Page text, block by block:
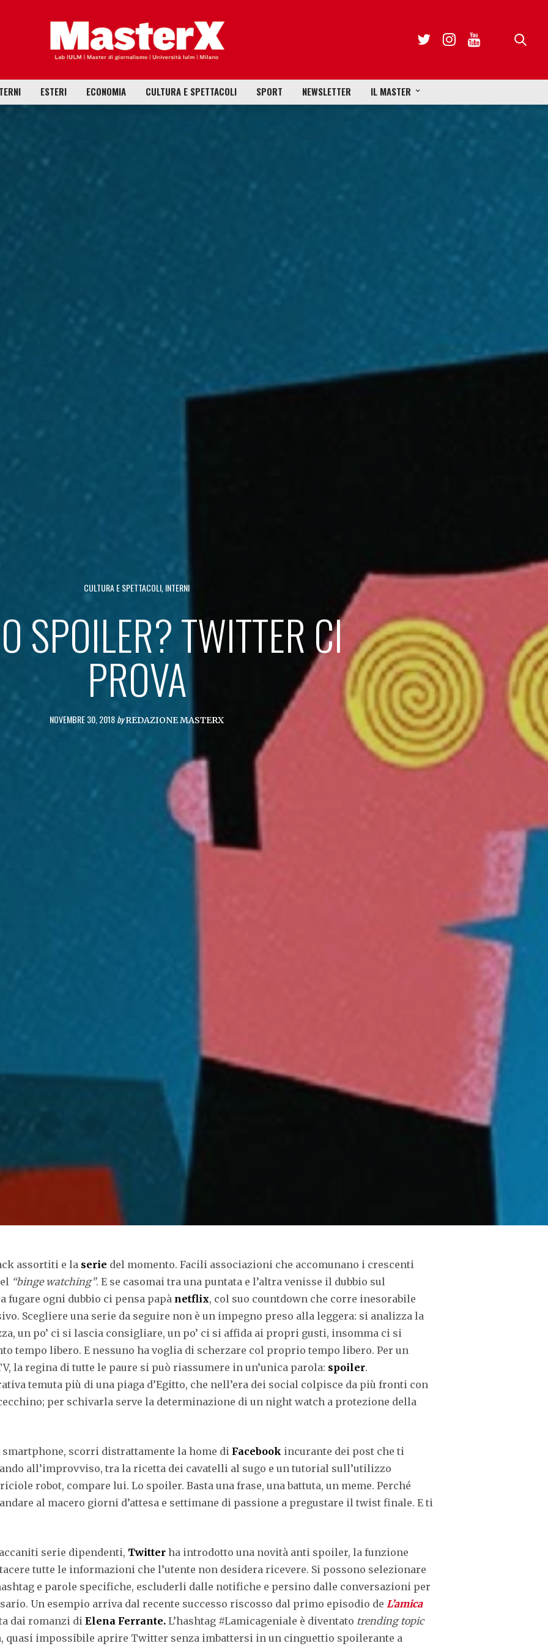
ESTERI ECONOMIA CULTURA E SPETTACOLI SPORT NEWSLETTER IL MASTER
CULTURA E SPETTACOLI,INTERNI
SPOILER? TWITTER CI
PROVA
NOVEMBRE 30, 2018byREDAZIONE MASTERX
assortiti e la serie del momento. Facili associazioni che accomunano i crescenti
“binge watching”. E se casomai tra una puntata e l’altra venisse il dubbio sul
fugare ogni dubbio ci pensa papà netflix, col suo countdown che corre inesorabile
Scegliere una serie da seguire non è un impegno preso alla leggera: si analizza la
un po’ ci si lascia consigliare, un po’ ci si affida ai propri gusti, insomma ci si
tempo libero. E nessuno ha voglia di scherzare col proprio tempo libero. Per un
la regina di tutte le paure si può riassumere in un’unica parola: spoiler.
temuta più di una piaga d’Egitto, che nell’era dei social colpisce da più fronti con
per schivarla serve la determinazione di un night watch a protezione della
scorri distrattamente la home di Facebook incurante dei post che ti
all’improvviso, tra la ricetta dei cavatelli al sugo e un tutorial sull’utilizzo
robot, compare lui. Lo spoiler. Basta una frase, una battuta, un meme. Perché
al macero giorni d’attesa e settimane di passione a pregustare il twist finale. Eti
serie dipendenti, Twitter ha introdotto una novità anti spoiler, la funzione
tutte le informazioni che l’utente non desidera ricevere. Si possono selezionare
e parole specifiche, escluderli dalle notifiche e persino dalle conversazioni per
Un esempio arriva dal recente successo riscosso dal primo episodio de L’amica
dai romanzi di Elena Ferrante. L’hashtag #Lamicageniale è diventato trending topic
quasi impossibile aprire Twitter senza imbattersi in un cinguettio spoilerante a